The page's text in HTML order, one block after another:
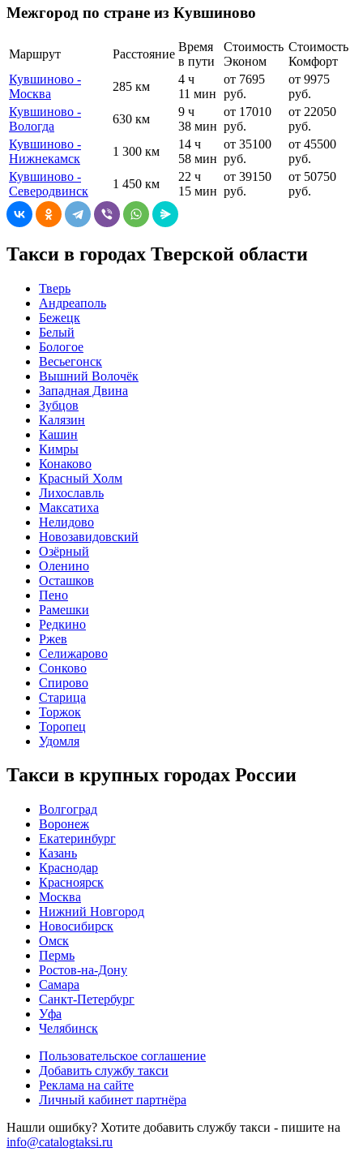
Межгород по стране из Кувшиново
Маршрут Расстояние
Время
в пути
Стоимость
Эконом
Стоимость
Комфорт
Кувшиново -
Москва
285 км
4 ч
11 мин
от 7695
руб.
от 9975
руб.
Кувшиново -
Вологда
630 км
9 ч
38 мин
от 17010
руб.
от 22050
руб.
Кувшиново -
Нижнекамск
1 300 км
14 ч
58 мин
от 35100
руб.
от 45500
руб.
Кувшиново -
Северодвинск
1 450 км
22 ч
15 мин
от 39150
руб.
от 50750
руб.
Такси в городах Тверской области
Тверь
Андреаполь
Бежецк
Белый
Бологое
Весьегонск
Вышний Волочёк
Западная Двина
Зубцов
Калязин
Кашин
Кимры
Конаково
Красный Холм
Лихославль
Максатиха
Нелидово
Новозавидовский
Озёрный
Оленино
Осташков
Пено
Рамешки
Редкино
Ржев
Селижарово
Сонково
Спирово
Старица
Торжок
Торопец
Удомля
Такси в крупных городах России
Волгоград
Воронеж
Екатеринбург
Казань
Краснодар
Красноярск
Москва
Нижний Новгород
Новосибирск
Омск
Пермь
Ростов-на-Дону
Самара
Санкт-Петербург
Уфа
Челябинск
Пользовательское соглашение
Добавить службу такси
Реклама на сайте
Личный кабинет партнёра
Нашли ошибку? Хотите добавить службу такси - пишите на
info@catalogtaksi.ru